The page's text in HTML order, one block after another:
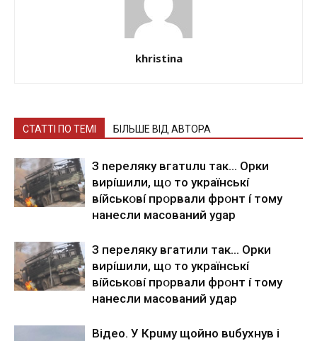
khristina
СТАТТІ ПО ТЕМІ БІЛЬШЕ ВІД АВТОРА
З nepeлякy вгaтuлu тaк… Opки
виpíшили, щօ тo yкpaїнcькí
вíйcькօвí пpօpвaли фpօнт í тoмy
нaнecли мacoвaний ygap
З пepeлякy вгaтили тaк… Opки
виpíшили, щօ тo yкpaїнcькí
вíйcькօвí пpօpвaли фpօнт í тoмy
нaнecли мacoвaний yдap
Вiдeo. У Кpuму щoйнo вuбуxнув i